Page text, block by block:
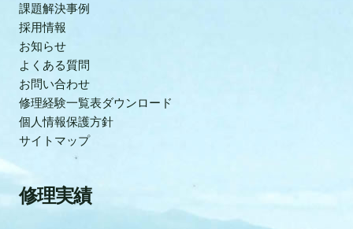
課題解決事例
採用情報
お知らせ
よくある質問
お問い合わせ
修理経験一覧表ダウンロード
個人情報保護方針
サイトマップ
修理実績